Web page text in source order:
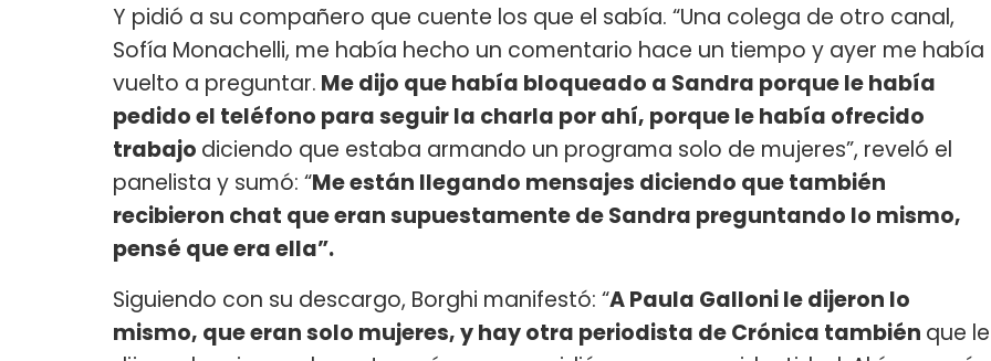
Y pidió a su compañero que cuente los que el sabía. “Una colega de otro canal,
Sofía Monachelli, me había hecho un comentario hace un tiempo y ayer me había
vuelto a preguntar. Me dijo que había bloqueado a Sandra porque le había
pedido el teléfono para seguir la charla por ahí, porque le había ofrecido
trabajo diciendo que estaba armando un programa solo de mujeres”, reveló el
panelista y sumó: “Me están llegando mensajes diciendo que también
recibieron chat que eran supuestamente de Sandra preguntando lo mismo,
pensé que era ella”.
Siguiendo con su descargo, Borghi manifestó: “A Paula Galloni le dijeron lo
mismo, que eran solo mujeres, y hay otra periodista de Crónica también que le